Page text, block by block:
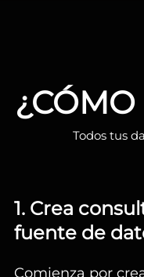
Todos tus
1. Crea
fuente de
Comienza por